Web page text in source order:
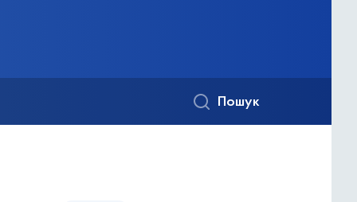
Пошук